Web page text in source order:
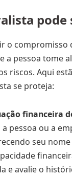
o compromisso
a pessoa tome
riscos. Aqui
se proteja:
financeira
a pessoa ou a
seu
e avalie o